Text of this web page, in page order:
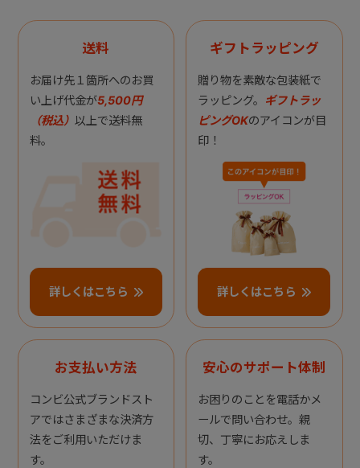
送料
お届け先１箇所へのお買
い上げ代金が5,500円
（税込） 以上で送料無
料。
詳しくはこちら
ギフトラッピング
贈り物を素敵な包装紙で
ラッピング。 ギフトラッ
ピングOKのアイコンが目
印！
詳しくはこちら
お支払い方法
コンビ公式ブランドスト
アではさまざまな決済方
法をご利用いただけま
す。
安心のサポート体制
お困りのことを電話かメ
ールで問い合わせ。親
切、丁寧にお応えしま
す。